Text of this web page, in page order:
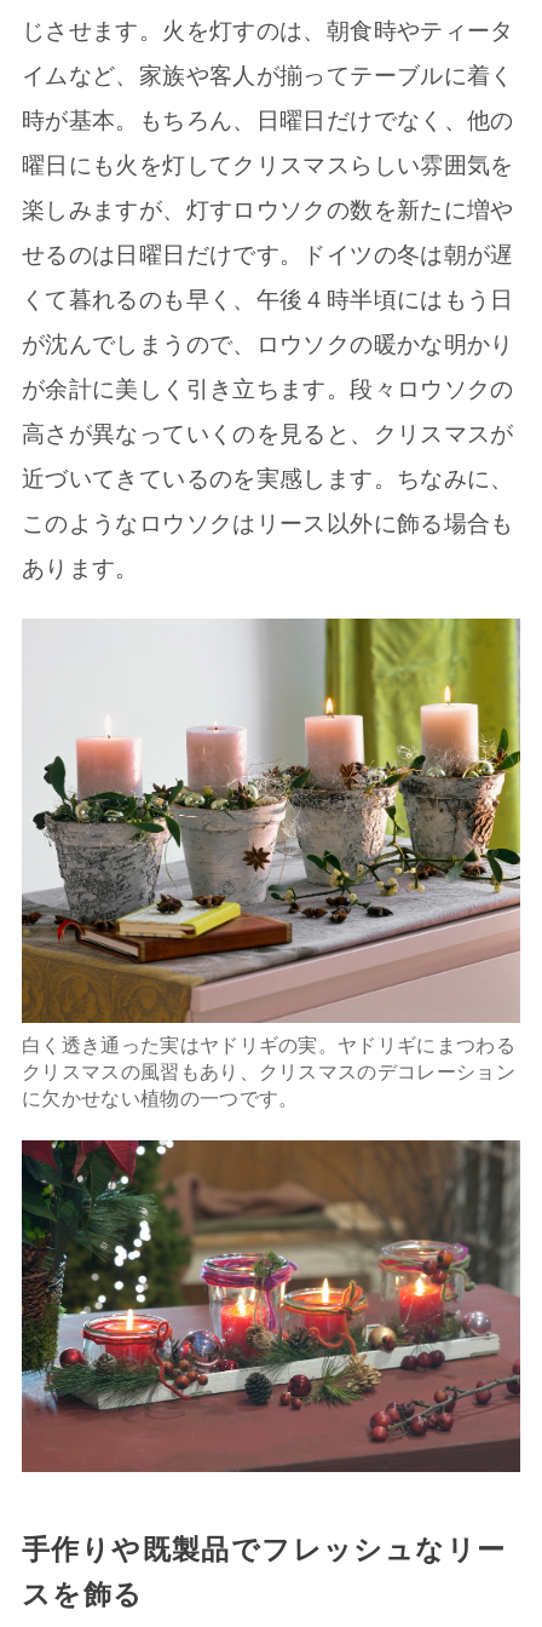
じさせます。火を灯すのは、朝食時やティータ
イムなど、家族や客人が揃ってテーブルに着く
時が基本。もちろん、日曜日だけでなく、他の
曜日にも火を灯してクリスマスらしい雰囲気を
楽しみますが、灯すロウソクの数を新たに増や
せるのは日曜日だけです。ドイツの冬は朝が遅
くて暮れるのも早く、午後４時半頃にはもう日
が沈んでしまうので、ロウソクの暖かな明かり
が余計に美しく引き立ちます。段々ロウソクの
高さが異なっていくのを見ると、クリスマスが
近づいてきているのを実感します。ちなみに、
このようなロウソクはリース以外に飾る場合も
あります。
白く透き通った実はヤドリギの実。ヤドリギにまつわる
クリスマスの風習もあり、クリスマスのデコレーション
に欠かせない植物の一つです。
手作りや既製品でフレッシュなリー
スを飾る